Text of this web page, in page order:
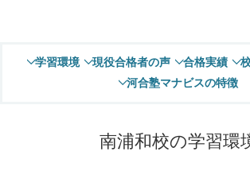
学習環境 現役合格者の声 合格実績
河合塾マナビスの特徴
南浦和校の学習環